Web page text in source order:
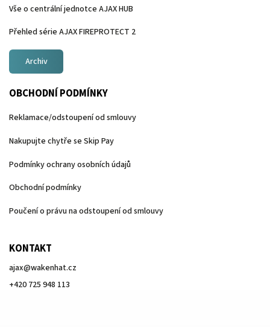
Vše o centrální jednotce AJAX HUB
Přehled série AJAX FIREPROTECT 2
Archiv
OBCHODNÍ PODMÍNKY
Reklamace/odstoupení od smlouvy
Nakupujte chytře se Skip Pay
Podmínky ochrany osobních údajů
Obchodní podmínky
Poučení o právu na odstoupení od smlouvy
KONTAKT
ajax@wakenhat.cz
+420 725 948 113